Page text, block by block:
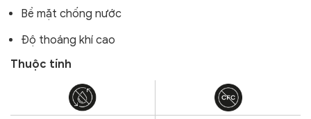
Bề mặt chống nước
Độ thoáng khí cao
Thuộc tính